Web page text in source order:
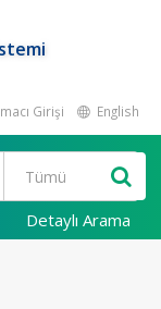
Girişi English
Detaylı Arama